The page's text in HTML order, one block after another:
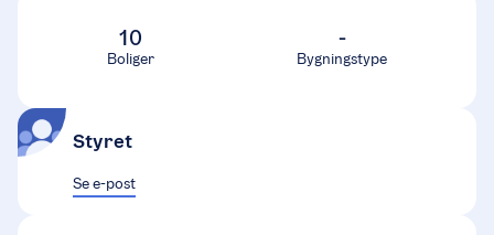
10
Boliger
-
Bygningstype
Styret
Se e-post